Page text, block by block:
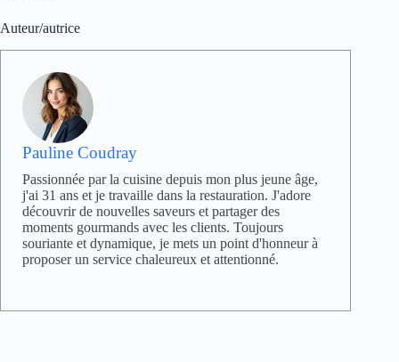
Auteur/autrice
Pauline Coudray
Passionnée par la cuisine depuis mon plus jeune âge,
j'ai 31 ans et je travaille dans la restauration. J'adore
découvrir de nouvelles saveurs et partager des
moments gourmands avec les clients. Toujours
souriante et dynamique, je mets un point d'honneur à
proposer un service chaleureux et attentionné.